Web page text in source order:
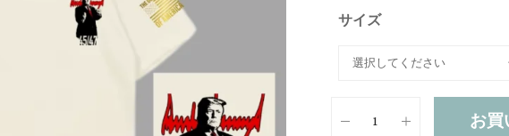
サイズ
お買